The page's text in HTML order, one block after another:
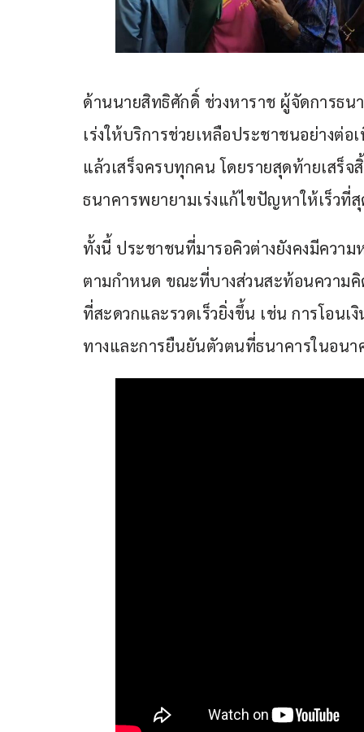
ด้านนายสิทธิศักดิ์ ช่วงหาราช ผู้จัดการธน
เร่งให้บริการช่วยเหลือประชาชนอย่างต่
แล้วเสร็จครบทุกคน โดยรายสุดท้ายเสร็
ธนาคารพยายามเร่งแก้ไขปัญหาให้เร็วที่
ทั้งนี้ ประชาชนที่มารอคิวต่างยังคงมีความ
ตามกำหนด ขณะที่บางส่วนสะท้อนความ
ที่สะดวกและรวดเร็วยิ่งขึ้น เช่น การโอนเ
ทางและการยืนยันตัวตนที่ธนาคารในอนา